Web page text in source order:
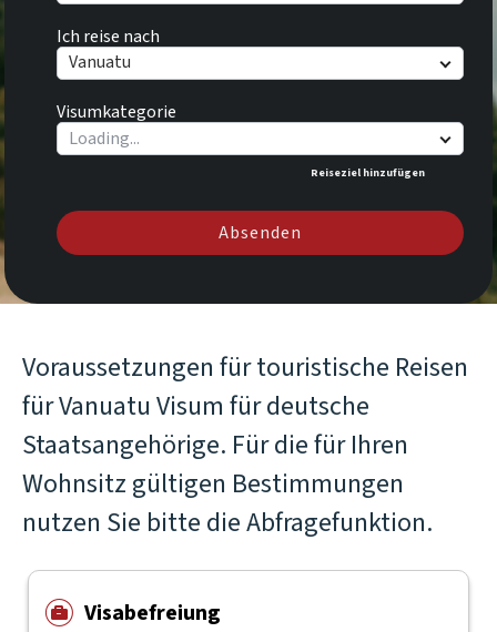
Ich reise nach
Vanuatu
Visumkategorie
Reiseziel hinzufügen
Absenden
Voraussetzungen für touristische Reisen
für Vanuatu Visum für deutsche
Staatsangehörige. Für die für Ihren
Wohnsitz gültigen Bestimmungen
nutzen Sie bitte die Abfragefunktion.
Visabefreiung